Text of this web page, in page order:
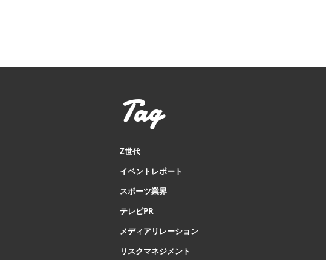
Tag
Z世代
イベントレポート
スポーツ業界
テレビPR
メディアリレーション
リスクマネジメント